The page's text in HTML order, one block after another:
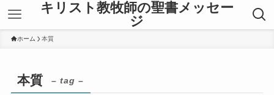
キリスト教牧師の聖書メッセー
ジ
ホーム 本質
本質 – tag –